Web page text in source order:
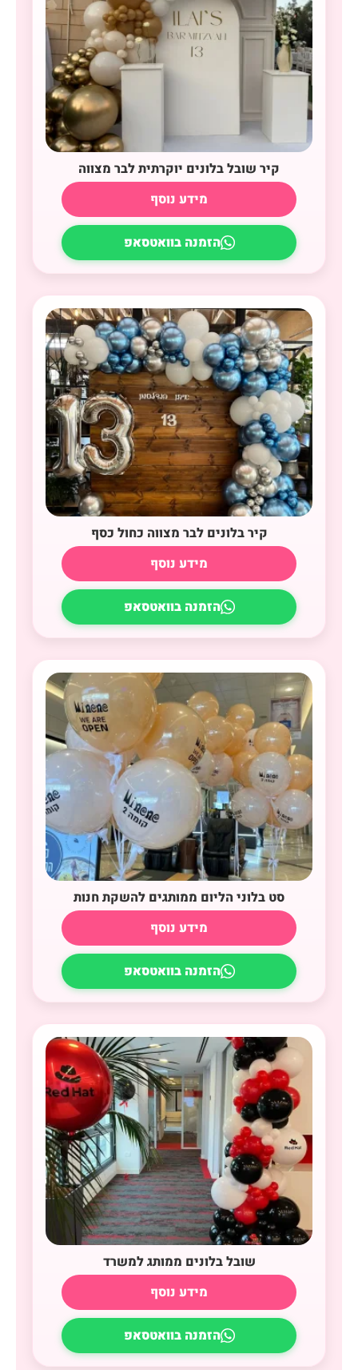
קיר שובל בלונים יוקרתית לבר מצווה
מידע נוסף
הזמנה בוואטסאפ
קיר בלונים לבר מצווה כחול כסף
מידע נוסף
הזמנה בוואטסאפ
סט בלוני הליום ממותגים להשקת חנות
מידע נוסף
הזמנה בוואטסאפ
שובל בלונים ממותג למשרד
מידע נוסף
הזמנה בוואטסאפ